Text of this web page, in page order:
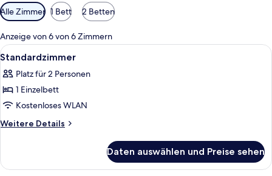
Verfügbare
Filter
für
Zimmer
Alle Zimmer 1 Bett 2 Betten
Anzeige von 6 von 6 Zimmern
Alle
Fotos
für
Standardzimmer
anzeigen
Ein Hotelzimmer mit einem großen
4
Standardzimmer
Platz für 2 Personen
1 Einzelbett
Kostenloses WLAN
Weitere Details
Weitere
Daten auswählen und Preise sehen